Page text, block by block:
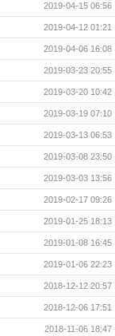
2019-04-15 06:56
2019-04-12 01:21
2019-04-06 16:08
2019-03-23 20:55
2019-03-20 10:42
2019-03-19 07:10
2019-03-13 06:53
2019-03-08 23:50
2019-03-03 13:56
2019-02-17 09:26
2019-01-25 18:13
2019-01-08 16:45
2019-01-06 22:23
2018-12-12 20:57
2018-12-06 17:51
2018-11-06 18:47